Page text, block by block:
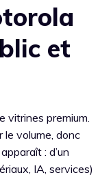
et
vitrines premium.
le volume, donc
: d’un
IA, services)